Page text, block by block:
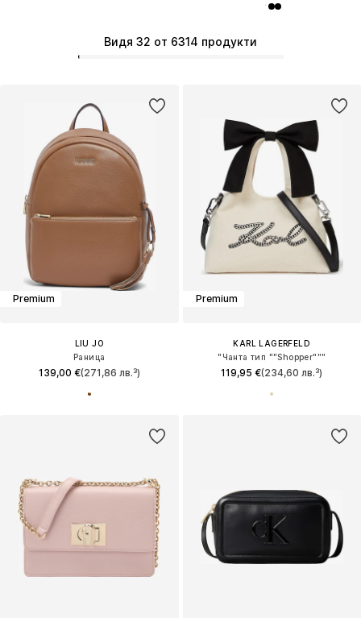
Premium
LIU JO
Раница
139,00 €(271,86 лв.³)
Premium
KARL LAGERFELD
"Чанта тип ""Shopper"""
119,95 €(234,60 лв.³)
Видя 32 от 6314 продукти